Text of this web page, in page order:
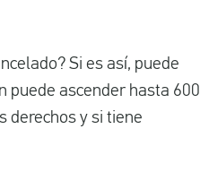
Si es así, puede
puede ascender hasta 600
derechos y si tiene